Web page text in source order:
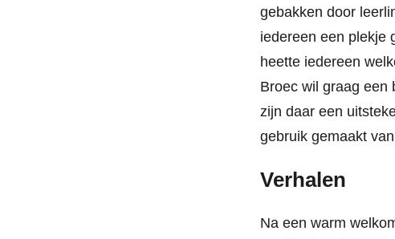
gebakken door
iedereen een plekje
heette iedereen
Broec wil graag een
zijn daar een
gebruik gemaakt
Verhalen
Na een warm